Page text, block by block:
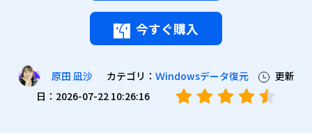
今すぐ購入
原田 凪沙 カテゴリ： Ｗindowsデータ復元
更新
日：2026-07-22 10:26:16